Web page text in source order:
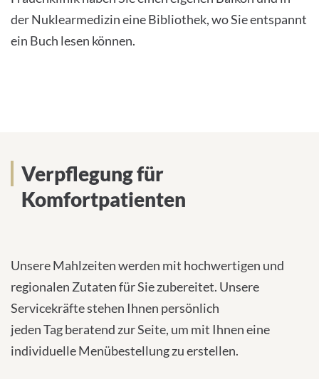
der Nuklearmedizin eine Bibliothek, wo Sie entspannt
ein Buch lesen können.
Verpflegung für
Komfortpatienten
Unsere Mahlzeiten werden mit hochwertigen und
regionalen Zutaten für Sie zubereitet. Unsere
Servicekräfte stehen Ihnen persönlich
jeden Tag beratend zur Seite, um mit Ihnen eine
individuelle Menübestellung zu erstellen.